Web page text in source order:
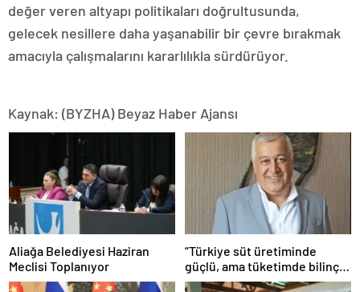
değer veren altyapı politikaları doğrultusunda,
gelecek nesillere daha yaşanabilir bir çevre bırakmak
amacıyla çalışmalarını kararlılıkla sürdürüyor.
Kaynak: (BYZHA) Beyaz Haber Ajansı
Aliağa Belediyesi Haziran
Meclisi Toplanıyor
“Türkiye süt üretiminde
güçlü, ama tüketimde bilinç
şart”